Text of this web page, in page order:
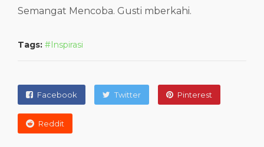
Semangat Mencoba. Gusti mberkahi.
Tags: Inspirasi
Facebook Twitter Pinterest
Reddit